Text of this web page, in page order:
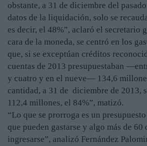
obstante, a 31 de diciembre del
datos de la liquidación, solo se
es decir, el 48%”, aclaró el secretario
cara de la moneda, se centró en los
que, si se exceptúan créditos
cuentas de 2013 presupuestaban
y cuatro y en el nueve— 134,6
cantidad, a 31 de diciembre de 2013,
112,4 millones, el 84%”, matizó.
“Lo que se prorroga es un
que pueden gastarse y algo más de 60
ingresarse”, analizó Fernández